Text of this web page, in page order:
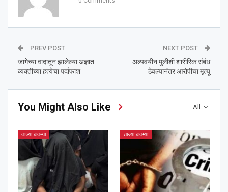
PREV POST
जागेच्या वादातून झालेल्या अज्ञात
व्यक्तीच्या हत्येचा पर्दाफाश
NEXT POST
अल्पवयीन मुलीशी शारीरिक संबंध
ठेवल्यानंतर आरोपीचा मृत्यू
All
You Might Also Like
ताज्या बातम्या ताज्या बातम्या